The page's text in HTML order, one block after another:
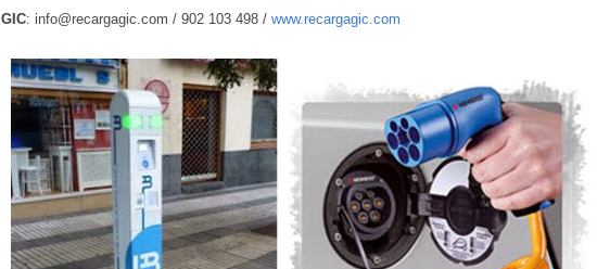
GIC: info@recargagic.com / 902 103 498 / www.recargagic.com